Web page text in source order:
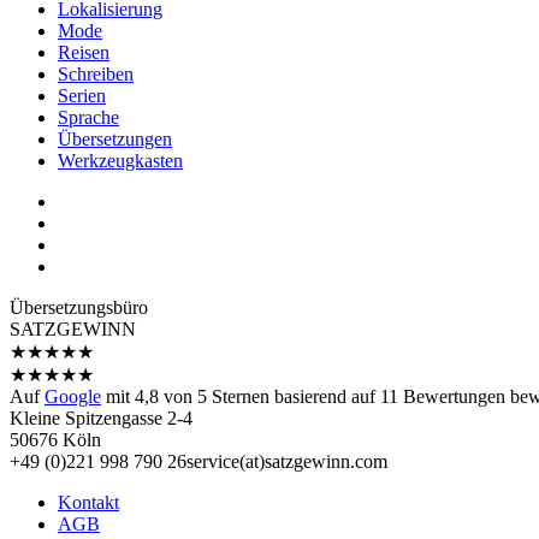
Lokalisierung
Mode
Reisen
Schreiben
Serien
Sprache
Übersetzungen
Werkzeugkasten
Übersetzungs­büro
SATZGEWINN
★★★★★
★★★★★
AufGoogle mit 4,8 von 5 Sternen basierend auf 11 Bewertungen
Kleine Spitzengasse 2-4
50676 Köln
+49 (0)221 998 790 26service(at)satz­gewinn.com
Kontakt
AGB